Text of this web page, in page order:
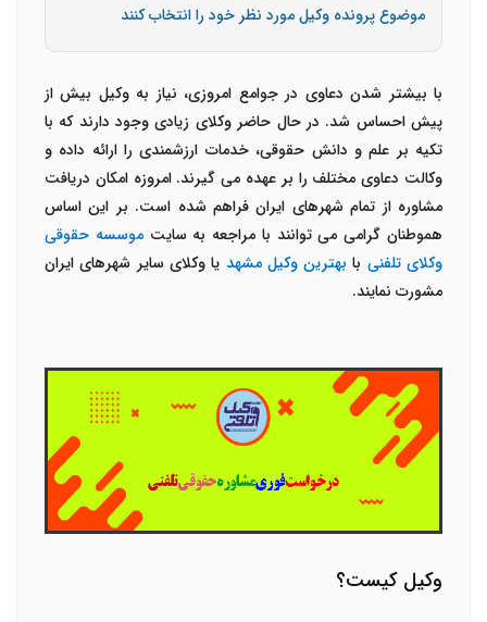
موضوع پرونده وکیل مورد نظر خود را انتخاب کنند
با بیشتر شدن دعاوی در جوامع امروزی، نیاز به وکیل بیش از
پیش احساس شد. در حال حاضر وکلای زیادی وجود دارند که با
تکیه بر علم و دانش حقوقی، خدمات ارزشمندی را ارائه داده و
وکالت دعاوی مختلف را بر عهده می گیرند. امروزه امکان دریافت
مشاوره از تمام شهرهای ایران فراهم شده است. بر این اساس
هموطنان گرامی می توانند با مراجعه به سایتموسسه حقوقی
وکلای تلفنی با بهترین وکیل مشهد یا وکلای سایر شهرهای ایران
مشورت نمایند.
وکیل کیست؟